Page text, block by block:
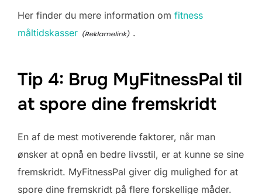
Her finder du mere information om fitness
måltidskasser
.
Tip 4: Brug MyFitnessPal til
at spore dine fremskridt
En af de mest motiverende faktorer, når man
ønsker at opnå en bedre livsstil, er at kunne se sine
fremskridt. MyFitnessPal giver dig mulighed for at
spore dine fremskridt på flere forskellige måder.